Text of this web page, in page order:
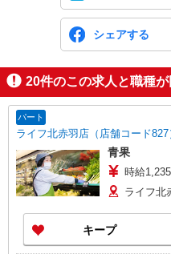
シェアする
20件のこの求人と職種が
パート
ライフ北赤羽店（店舗コード827
青果
時給
ライフ北
キープ